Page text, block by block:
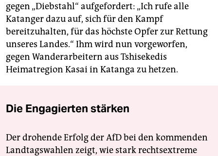
gegen „Diebstahl“ aufgefordert: „Ich rufe alle
Katanger dazu auf, sich für den Kampf
bereitzuhalten, für das höchste Opfer zur Rettung
unseres Landes.“ Ihm wird nun vorgeworfen,
gegen Wanderarbeitern aus Tshi­se­ke­dis
Heimatregion Kasai in Katanga zu hetzen.
Die Engagierten stärken
Der drohende Erfolg der AfD bei den kommenden
Landtagswahlen zeigt, wie stark rechtsextreme